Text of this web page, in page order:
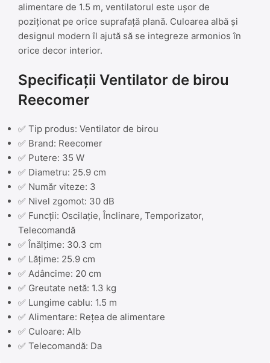
alimentare de 1.5 m, ventilatorul este ușor de
poziționat pe orice suprafață plană. Culoarea albă și
designul modern îl ajută să se integreze armonios în
orice decor interior.
Specificații Ventilator de birou
Reecomer
✅ Tip produs: Ventilator de birou
✅ Brand: Reecomer
✅ Putere: 35 W
✅ Diametru: 25.9 cm
✅ Număr viteze: 3
✅ Nivel zgomot: 30 dB
✅ Funcții: Oscilație, Înclinare, Temporizator,
Telecomandă
✅ Înălțime: 30.3 cm
✅ Lățime: 25.9 cm
✅ Adâncime: 20 cm
✅ Greutate netă: 1.3 kg
✅ Lungime cablu: 1.5 m
✅ Alimentare: Rețea de alimentare
✅ Culoare: Alb
✅ Telecomandă: Da